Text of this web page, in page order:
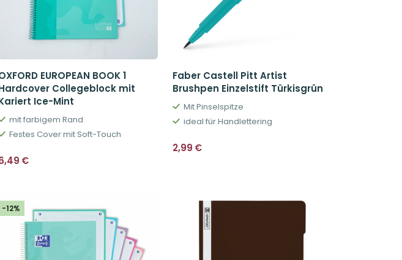
EUROPEAN BOOK 1
Collegeblock mit
Ice-Mint
mit farbigem Rand
Festes Cover mit Soft-Touch
€
Faber Castell Pitt Artist
Brushpen Einzelstift Türkisgrün
Mit Pinselspitze
ideal für Handlettering
2,99 €
-12%